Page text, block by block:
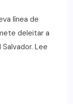
línea de
deleitar a
Lee